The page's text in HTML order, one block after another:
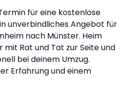
für eine kostenlose
unverbindliches Angebot für
nach Münster. Heim
mit Rat und Tat zur Seite und
bei deinem Umzug.
Erfahrung und einem